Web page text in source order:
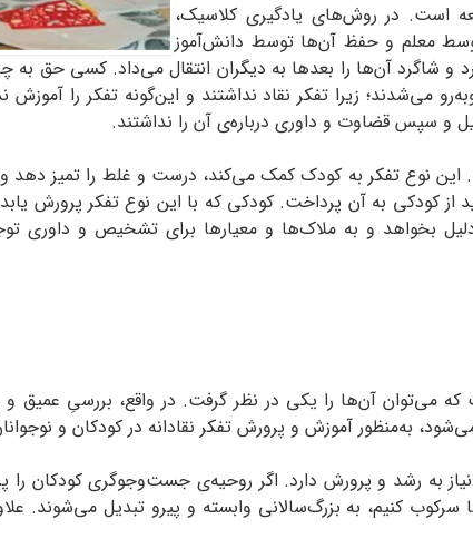
است. در روش‌های یادگیری کلاسیک،
معلم و حفظ آن‌ها توسط دانش‌آموز
و شاگرد آن‌ها را بعدها به دیگران انتقال می‌داد. کسی حق
می‌شدند؛ زیرا تفکر نقاد نداشتند و این‌گونه تفکر را آموزش
و سپس قضاوت و داوری درباره‌ی آن را نداشتند.
این نوع تفکر به کودک کمک می‌کند، درست و غلط را تمیز دهد
از کودکی به آن پرداخت. کودکی که با این نوع تفکر پرورش
بخواهد و به ملاک‌ها و معیارها برای تشخیص و داوری
می‌توان آن‌ها را یکی در نظر گرفت. در واقع، بررسیِ عمیق
به‌منظور آموزش‌ و پرورش تفکر نقادانه در کودکان و
به رشد و پرورش دارد. اگر روحیه‌ی جست‌وجوگری کودکان
کنیم، به بزرگ‌سالانی وابسته و پیرو تبدیل می‌شوند.